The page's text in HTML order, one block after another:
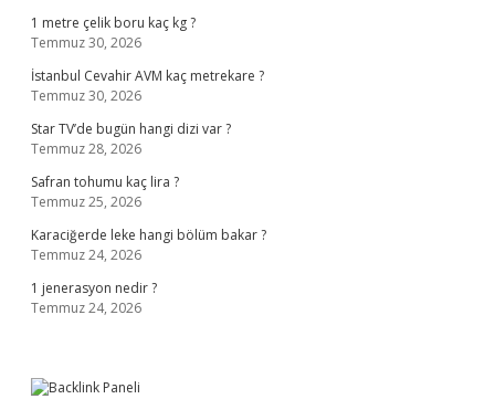
1 metre çelik boru kaç kg ?
Temmuz 30, 2026
İstanbul Cevahir AVM kaç metrekare ?
Temmuz 30, 2026
Star TV’de bugün hangi dizi var ?
Temmuz 28, 2026
Safran tohumu kaç lira ?
Temmuz 25, 2026
Karaciğerde leke hangi bölüm bakar ?
Temmuz 24, 2026
1 jenerasyon nedir ?
Temmuz 24, 2026